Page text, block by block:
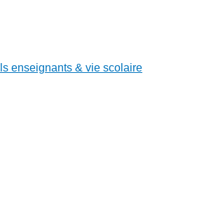
enseignants & vie scolaire